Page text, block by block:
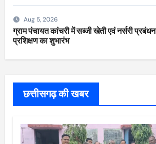
Aug 5, 2026
ग्राम पंचायत कांचरी में सब्जी खेती एवं नर्सरी प्रबंधन
प्रशिक्षण का शुभारंभ
छत्तीसगढ़ की खबर